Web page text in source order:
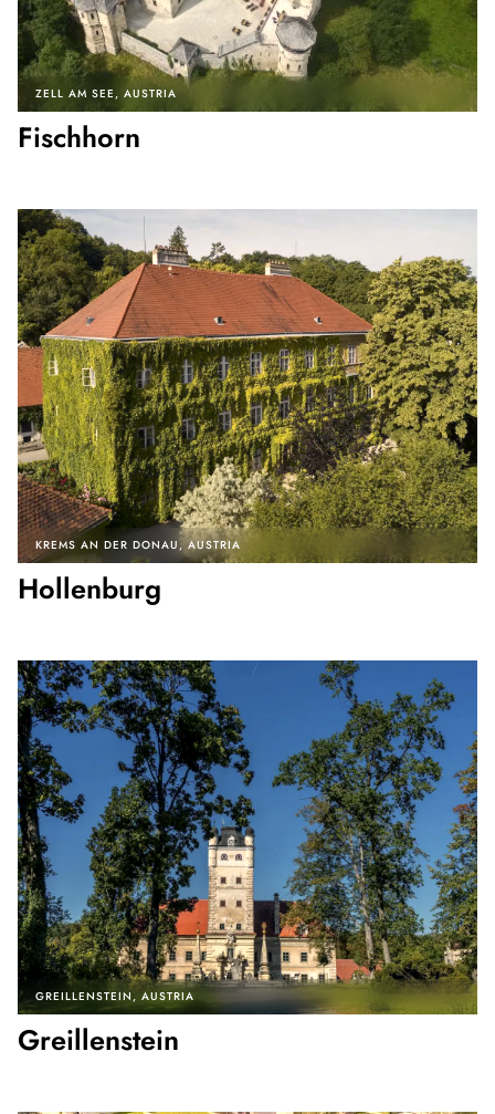
ZELL AM SEE AUSTRIA
Fischhorn
KREMS AN DER DONAU AUSTRIA
Hollenburg
GREILLENSTEIN AUSTRIA
Greillenstein